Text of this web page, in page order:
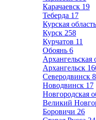
Карачаевск 19
Теберда 17
Курская область
Курск 258
Курчатов 11
Обоянь 6
Архангельская
Архангельск
Северодвинск
Новодвинск 17
Новгородская
Великий
Боровичи 26